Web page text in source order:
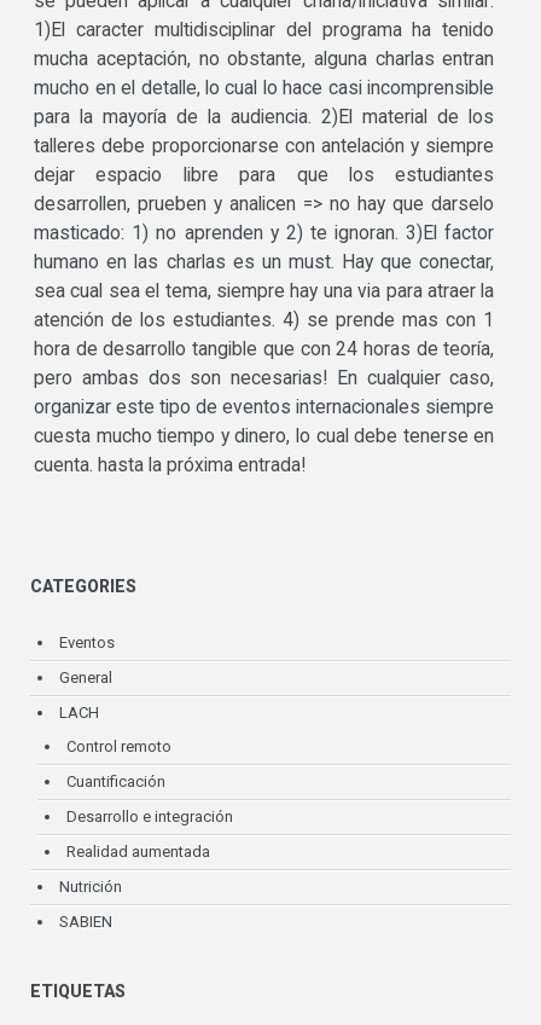
1)El caracter multidisciplinar del programa ha tenido
mucha aceptación, no obstante, alguna charlas entran
mucho en el detalle, lo cual lo hace casi incomprensible
para la mayoría de la audiencia. 2)El material de los
talleres debe proporcionarse con antelación y siempre
dejar espacio libre para que los estudiantes
desarrollen, prueben y analicen => no hay que darselo
masticado: 1) no aprenden y 2) te ignoran. 3)El factor
humano en las charlas es un must. Hay que conectar,
sea cual sea el tema, siempre hay una via para atraer la
atención de los estudiantes. 4) se prende mas con 1
hora de desarrollo tangible que con 24 horas de teoría,
pero ambas dos son necesarias! En cualquier caso,
organizar este tipo de eventos internacionales siempre
cuesta mucho tiempo y dinero, lo cual debe tenerse en
cuenta. hasta la próxima entrada!
CATEGORIES
Eventos
General
LACH
Control remoto
Cuantificación
Desarrollo e integración
Realidad aumentada
Nutrición
SABIEN
ETIQUETAS